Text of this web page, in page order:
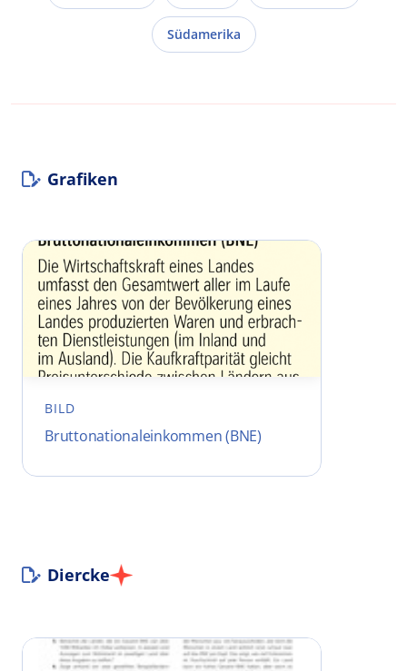
Südamerika
Grafiken
BILD
Bruttonationaleinkommen (BNE)
Diercke